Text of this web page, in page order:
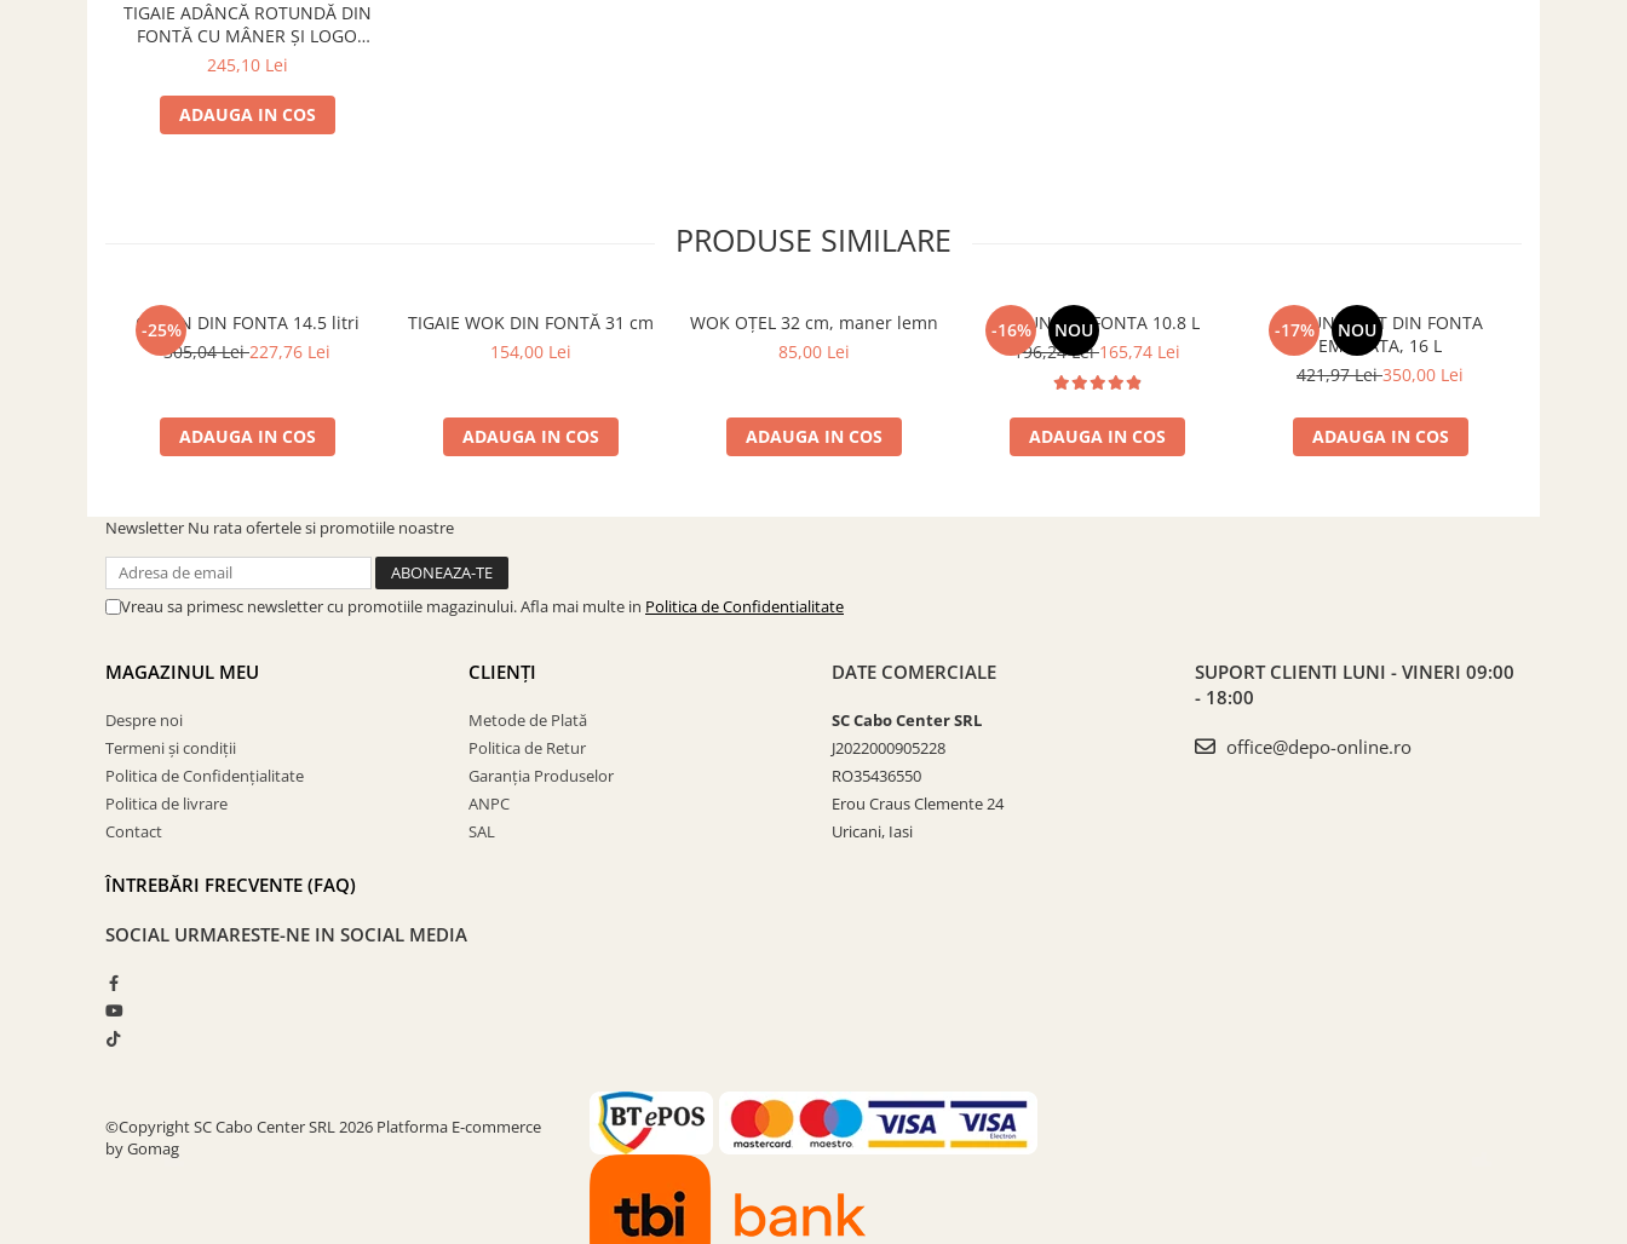
PRODUSE PENTRU GRĂDINARIT
Unelte pentru grădinărit
UZ GOSPODĂRESC
ȘEMINEE ȘI ÎNCĂLZITOARE DE
TIGAIE ADÂNCĂ ROTUNDĂ DIN
FONTĂ CU MÂNER ȘI LOGO
BUFFALO NICKEL LODGE 26 CM
245,10 Lei
ADAUGA IN COS
PRODUSE SIMILARE
-25%
CEAUN DIN FONTA 14.5 litri
305,04 Lei227,76 Lei
ADAUGA IN COS
TIGAIE WOK DIN FONTĂ 31 cm
154,00 Lei
ADAUGA IN COS
WOK OȚEL 32 cm, maner lemn
85,00 Lei
ADAUGA IN COS
-16% NOU
CEAUN DIN FONTA 10.8 L
196,24 Lei165,74 Lei
ADAUGA IN COS
-17% NOU
CEAUN INALT DIN FONTA
EMAILATA, 16 L
421,97 Lei350,00 Lei
ADAUGA IN COS
Newsletter Nu rata ofertele si promotiile noastre
Vreau sa primesc newsletter cu promotiile magazinului. Afla mai multe in Politica de Confidentialitate
MAGAZINUL MEU
Despre noi
Termeni și condiții
Politica de Confidențialitate
Politica de livrare
Contact
ÎNTREBĂRI FRECVENTE (FAQ)
CLIENȚI
Metode de Plată
Politica de Retur
Garanția Produselor
ANPC
SAL
DATE COMERCIALE
SC Cabo Center SRL
J2022000905228
RO35436550
Erou Craus Clemente 24
Uricani, Iasi
SUPORT CLIENTI LUNI - VINERI 09:00
- 18:00
office@depo-online.ro
SOCIAL URMARESTE-NE IN SOCIAL MEDIA
©Copyright SC Cabo Center SRL 2026 Platforma E-commerce
by Gomag